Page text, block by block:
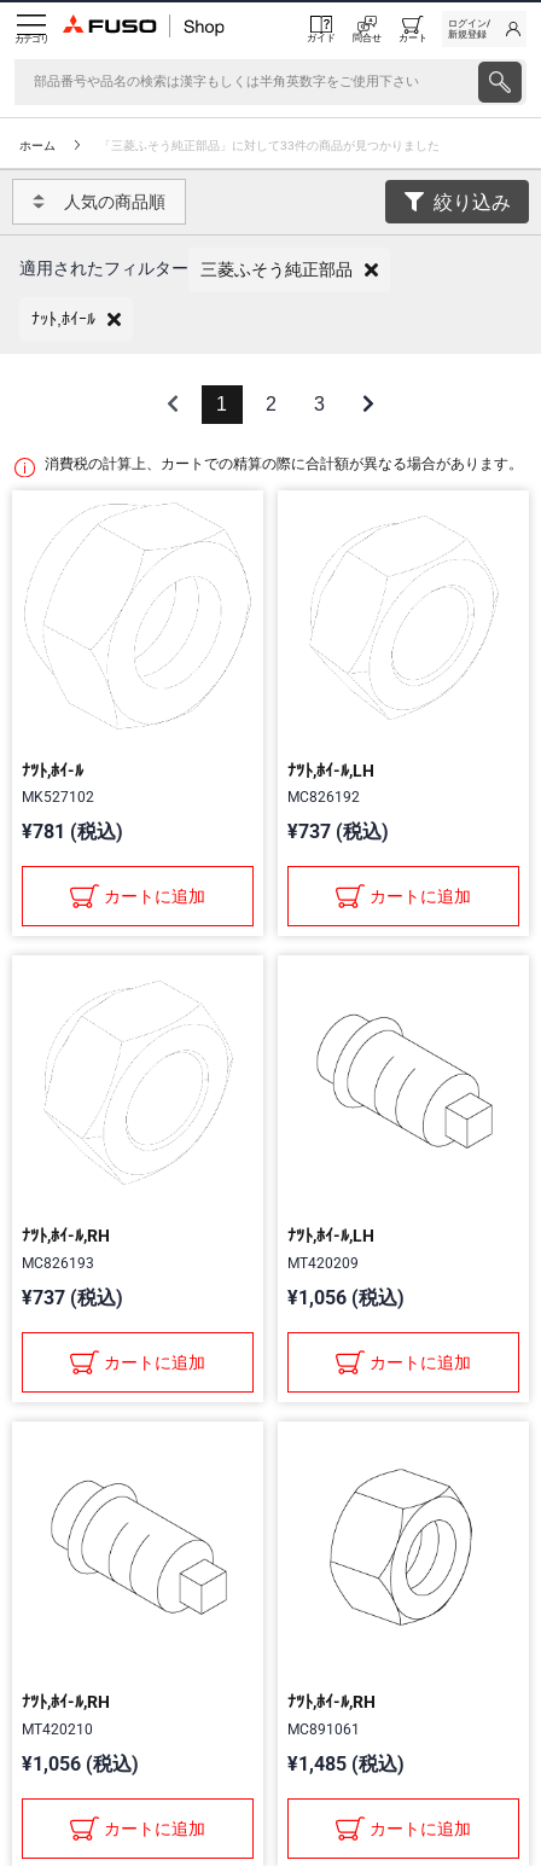
カテゴリ ガイド 問合せ カート
ログイン/
新規登録
ホーム 「三菱ふそう純正部品」に対して33件の商品が見つかりました
人気の商品順 絞り込み
適用されたフィルター 三菱ふそう純正部品
ﾅｯﾄ,ﾎｲｰﾙ
1 2 3
消費税の計算上、カートでの精算の際に合計額が異なる場合があります。
ﾅﾂﾄ,ﾎｲ-ﾙ
MK527102
¥781 (税込)
カートに追加
ﾅﾂﾄ,ﾎｲ-ﾙ,LH
MC826192
¥737 (税込)
カートに追加
ﾅﾂﾄ,ﾎｲ-ﾙ,RH
MC826193
¥737 (税込)
カートに追加
ﾅﾂﾄ,ﾎｲ-ﾙ,LH
MT420209
¥1,056 (税込)
カートに追加
ﾅﾂﾄ,ﾎｲ-ﾙ,RH
MT420210
¥1,056 (税込)
カートに追加
ﾅﾂﾄ,ﾎｲ-ﾙ,RH
MC891061
¥1,485 (税込)
カートに追加